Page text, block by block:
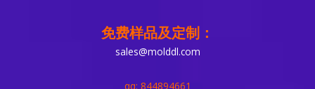
免费样品及定制：
sales@molddl.com
qq: 844894661